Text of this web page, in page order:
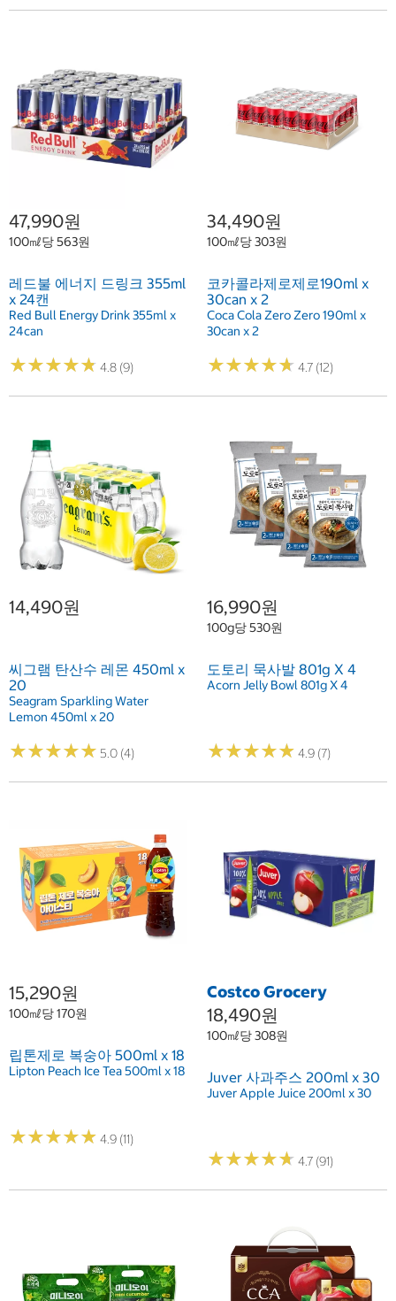
47,990원
100㎖당 563원
레드불 에너지 드링크 355ml
x 24캔
Red Bull Energy Drink 355ml x
24can
★★★★★
★★★★★ 4.8 (9)
34,490원
100㎖당 303원
코카콜라제로제로190ml x
30can x 2
Coca Cola Zero Zero 190ml x
30can x 2
★★★★★
★★★★★ 4.7 (12)
14,490원
씨그램 탄산수 레몬 450ml x
20
Seagram Sparkling Water
Lemon 450ml x 20
★★★★★
★★★★★ 5.0 (4)
16,990원
100g당 530원
도토리 묵사발 801g X 4
Acorn Jelly Bowl 801g X 4
★★★★★
★★★★★ 4.9 (7)
15,290원
100㎖당 170원
립톤제로 복숭아 500ml x 18
Lipton Peach Ice Tea 500ml x 18
★★★★★
★★★★★ 4.9 (11)
Costco Grocery
18,490원
100㎖당 308원
Juver 사과주스 200ml x 30
Juver Apple Juice 200ml x 30
★★★★★
★★★★★ 4.7 (91)